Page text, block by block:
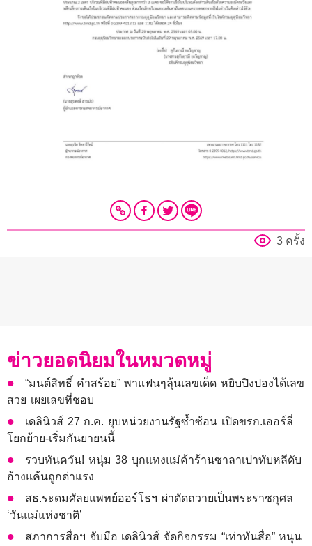
3 ครั้ง
ข่าวยอดนิยมในหมวดหมู่
“มนต์สิทธิ์ คำสร้อย” พาแฟนๆลุ้นเลขเด็ด หยิบปิงปองได้เลข
สวย เผยเลขที่ชอบ
เดลินิวส์ 27 ก.ค. ยุบหน่วยงานรัฐซ้ำซ้อน เปิดขรก.เออร์ลี่
โยกย้าย-เริ่มกันยายนนี้
รวบทันควัน! หนุ่ม 38 บุกแทงแม่ค้าร้านซาลาเปาทับหลีดับ
อ้างแค้นถูกด่าแรง
สธ.ระดมศัลยแพทย์ออร์โธฯ ผ่าตัดถวายเป็นพระราชกุศล
‘วันแม่แห่งชาติ’
สภาการสื่อฯ จับมือ เดลินิวส์ จัดกิจกรรม “เท่าทันสื่อ” หนุน